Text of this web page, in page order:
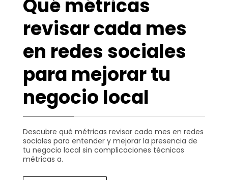
Qué métricas
revisar cada mes
en redes sociales
para mejorar tu
negocio local
Descubre qué métricas revisar cada mes en redes
sociales para entender y mejorar la presencia de
tu negocio local sin complicaciones técnicas
métricas a.